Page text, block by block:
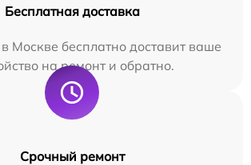
Бесплатная доставка
Москве бесплатно доставит ваше
на ремонт и обратно.
Срочный ремонт